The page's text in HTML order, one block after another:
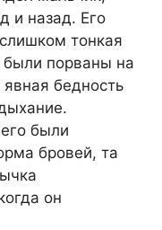
и назад. Его
тонкая
порваны на
бедность
были
бровей, та
он